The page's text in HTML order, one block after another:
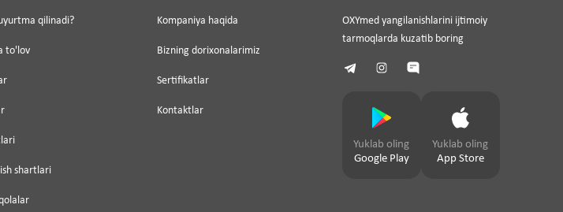
qilinadi?
to'lov
shartlari
Kompaniya haqida
Bizning dorixonalarimiz
Sertifikatlar
Kontaktlar
OXYmed yangilanishlarini ijtimoiy
tarmoqlarda kuzatib boring
Yuklab oling
Google Play
Yuklab oling
App Store